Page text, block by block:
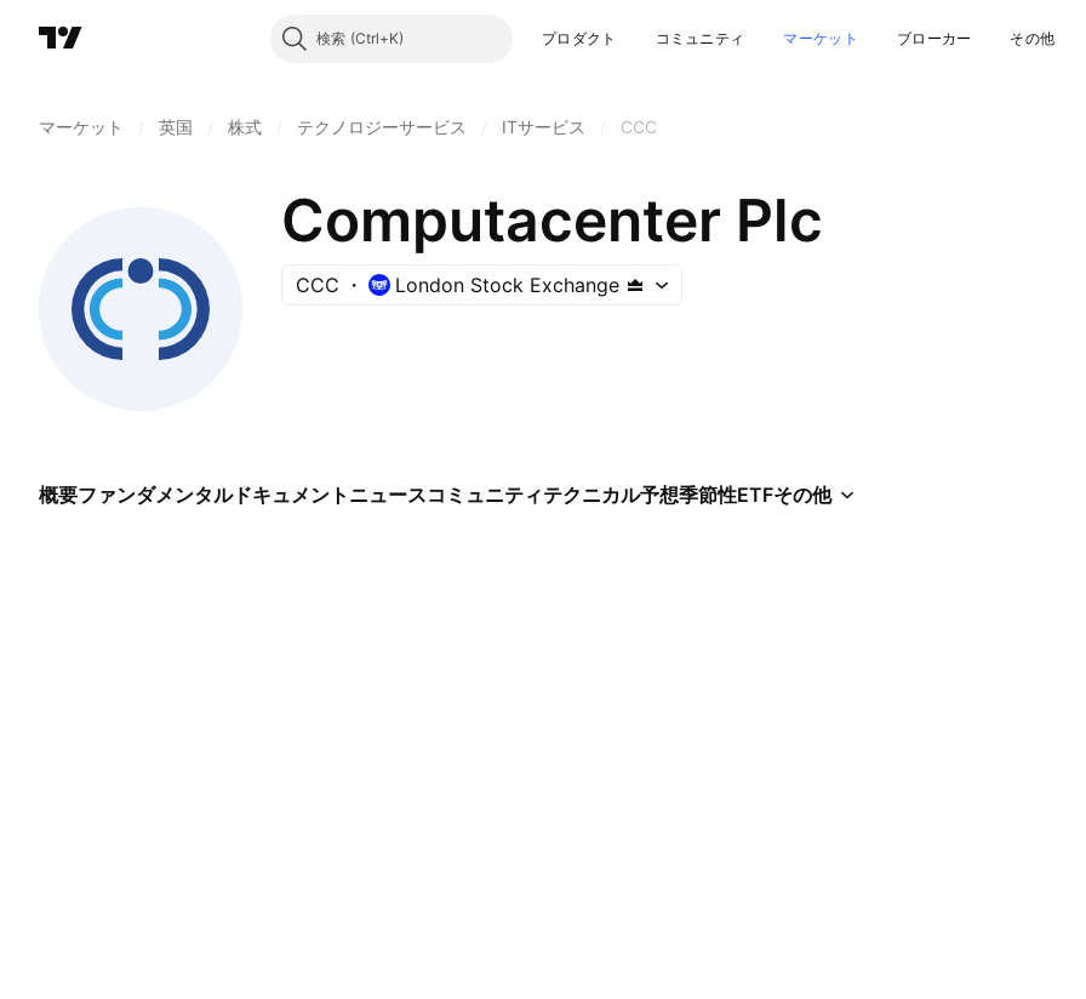
検索 プロダクト コミュニティ マーケット ブローカー その他
マーケット 英国 株式 テクノロジーサービス ITサービス CCC
Computacenter Plc
CCC London Stock Exchange
概要ファンダメンタルドキュメント ニュースコミュニティテクニカル予想季節性ETFその他